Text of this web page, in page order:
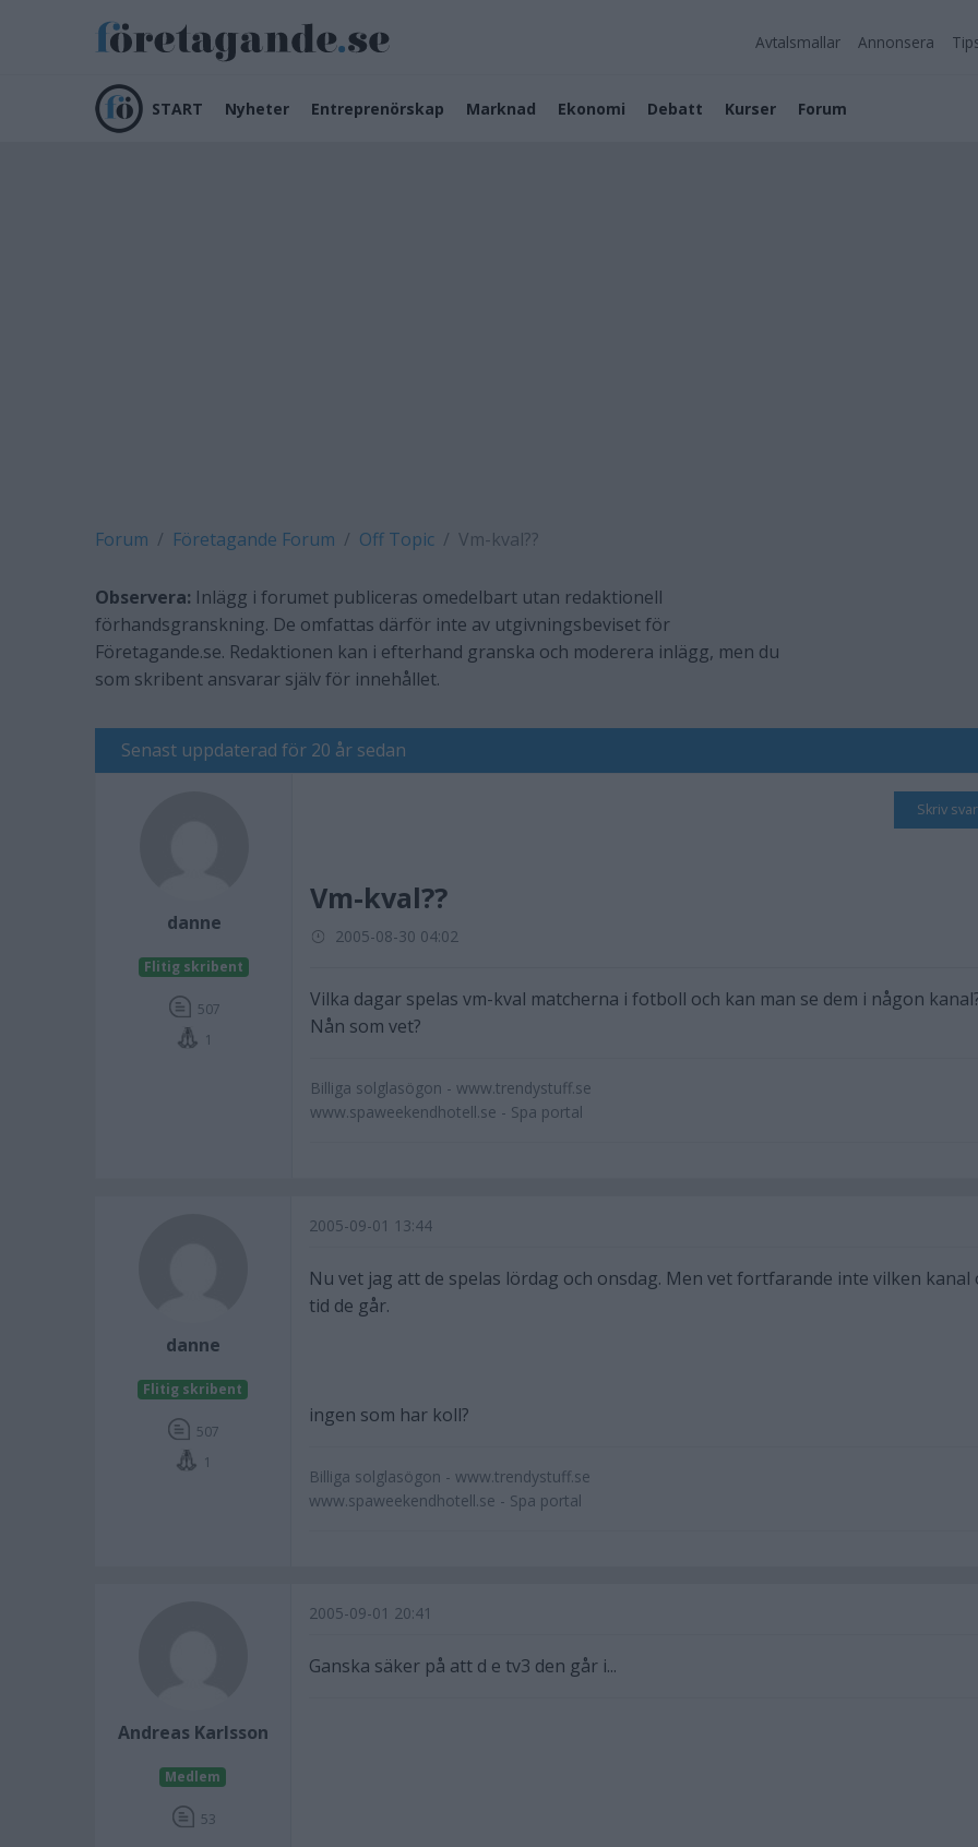
Avtalsmallar Annonsera
START Nyheter Entreprenörskap Marknad Ekonomi Debatt Kurser Forum
Forum Företagande Forum Off Topic Vm-kval??
Observera: Inlägg i forumet publiceras omedelbart utan redaktionell
förhandsgranskning. De omfattas därför inte av utgivningsbeviset för
Företagande.se. Redaktionen kan i efterhand granska och moderera inlägg, men du
som skribent ansvarar själv för innehållet.
Senast uppdaterad för 20 år sedan
danne
Flitig skribent
507
1
Skriv svar
Vm-kval??
2005-08-30 04:02
Vilka dagar spelas vm-kval matcherna i fotboll och kan man se dem i någon
Nån som vet?
Billiga solglasögon - www.trendystuff.se
www.spaweekendhotell.se - Spa portal
danne
Flitig skribent
507
1
2005-09-01 13:44
Nu vet jag att de spelas lördag och onsdag. Men vet fortfarande inte vilken kanal
tid de går.
ingen som har koll?
Billiga solglasögon - www.trendystuff.se
www.spaweekendhotell.se - Spa portal
Andreas Karlsson
Medlem
53
2005-09-01 20:41
Ganska säker på att d e tv3 den går i...